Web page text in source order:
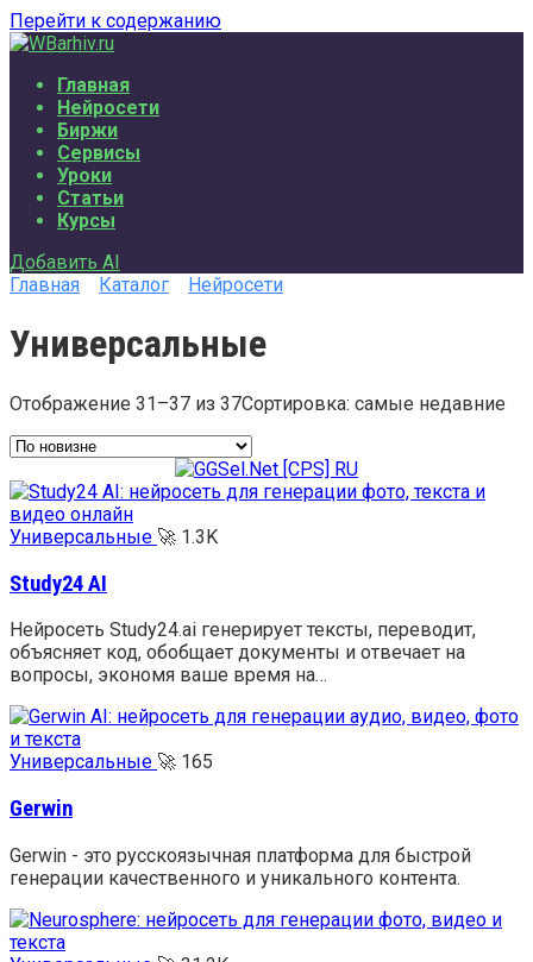
Перейти к содержанию
Главная
Нейросети
Биржи
Сервисы
Уроки
Статьи
Курсы
Добавить AI
Главная
Каталог Нейросети
Универсальные
Отображение 31–37 из 37Сортировка: самые недавние
Универсальные 🚀 1.3K
Study24 AI
Нейросеть Study24.ai генерирует тексты, переводит,
объясняет код, обобщает документы и отвечает на
вопросы, экономя ваше время на…
Универсальные 🚀 165
Gerwin
Gerwin - это русскоязычная платформа для быстрой
генерации качественного и уникального контента.